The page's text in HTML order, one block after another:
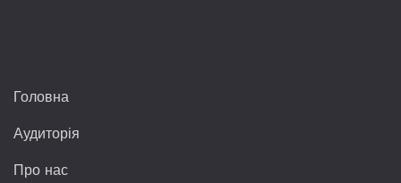
Головна
Аудиторія
Про нас